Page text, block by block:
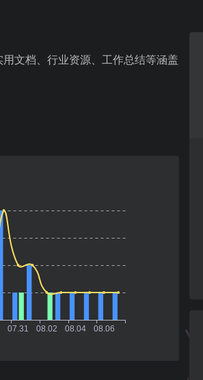
文档、行业资源、工作总结等涵盖